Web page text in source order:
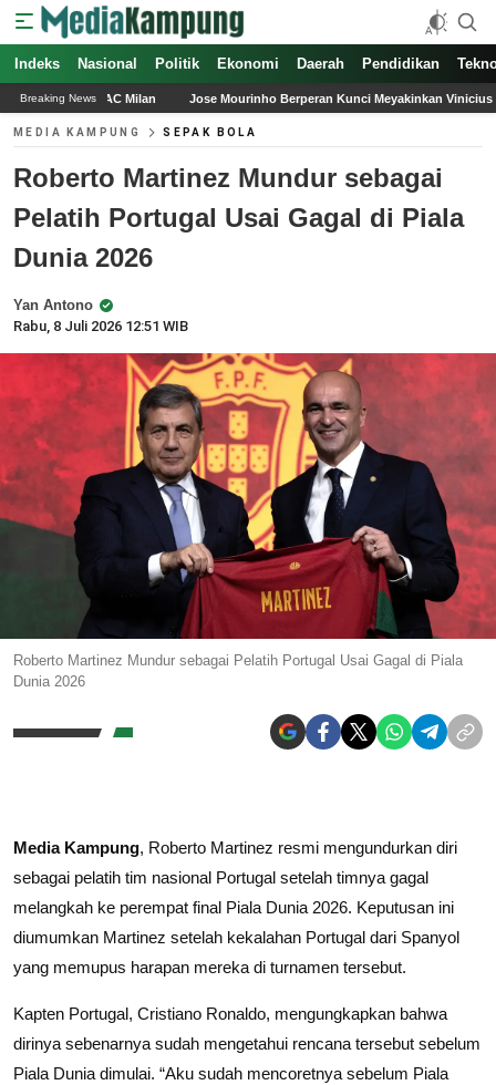
Indeks Nasional Politik Ekonomi Daerah Pendidikan
Breaking News
Jose Mourinho Berperan Kunci Meyakinkan Vinicius Junior Bertahan di Real
MEDIA KAMPUNG SEPAK BOLA
Roberto Martinez Mundur sebagai
Pelatih Portugal Usai Gagal di Piala
Dunia 2026
Yan Antono
Rabu, 8 Juli 2026 12:51 WIB
Roberto Martinez Mundur sebagai Pelatih Portugal Usai Gagal di Piala
Dunia 2026
Media Kampung, Roberto Martinez resmi mengundurkan diri
sebagai pelatih tim nasional Portugal setelah timnya gagal
melangkah ke perempat final Piala Dunia 2026. Keputusan ini
diumumkan Martinez setelah kekalahan Portugal dari Spanyol
yang memupus harapan mereka di turnamen tersebut.
Kapten Portugal, Cristiano Ronaldo, mengungkapkan bahwa
dirinya sebenarnya sudah mengetahui rencana tersebut sebelum
Piala Dunia dimulai. “Aku sudah mencoretnya sebelum Piala